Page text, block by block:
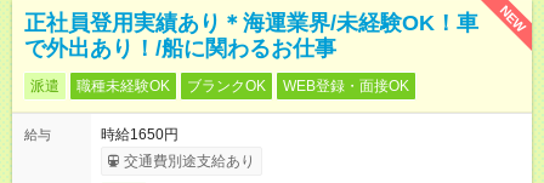
NEW
正社員登用実績あり＊海運業界/未経験OK！車
で外出あり！/船に関わるお仕事
派遣 職種未経験OK ブランクOK WEB登録・面接OK
給与
時給1650円
交通費別途支給あり